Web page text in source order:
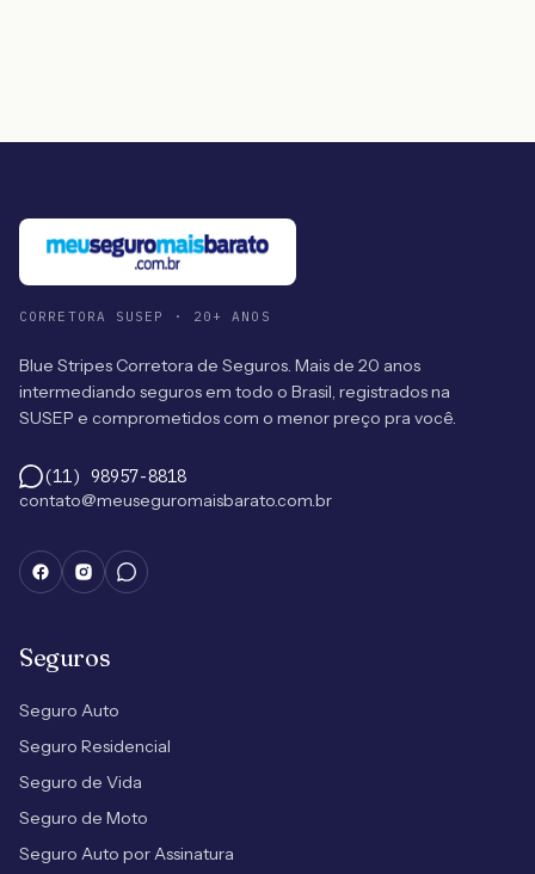
CORRETORA SUSEP · 20+ ANOS
Blue Stripes Corretora de Seguros. Mais de 20 anos
intermediando seguros em todo o Brasil, registrados na
SUSEP e comprometidos com o menor preço pra você.
(11) 98957-8818
contato@meuseguromaisbarato.com.br
Seguros
Seguro Auto
Seguro Residencial
Seguro de Vida
Seguro de Moto
Seguro Auto por Assinatura